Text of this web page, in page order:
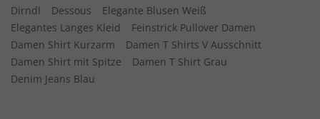
Dirndl Dessous
Elegante Blusen Weiß
Elegantes Langes Kleid
Feinstrick Pullover Damen
Damen Shirt Kurzarm
Damen T Shirts V Ausschnitt
Damen Shirt mit Spitze
Damen T Shirt Grau
Denim Jeans Blau